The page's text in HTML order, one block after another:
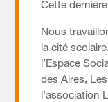
Cette
Nous
la cité
l’Espace
des Aires,
l’association